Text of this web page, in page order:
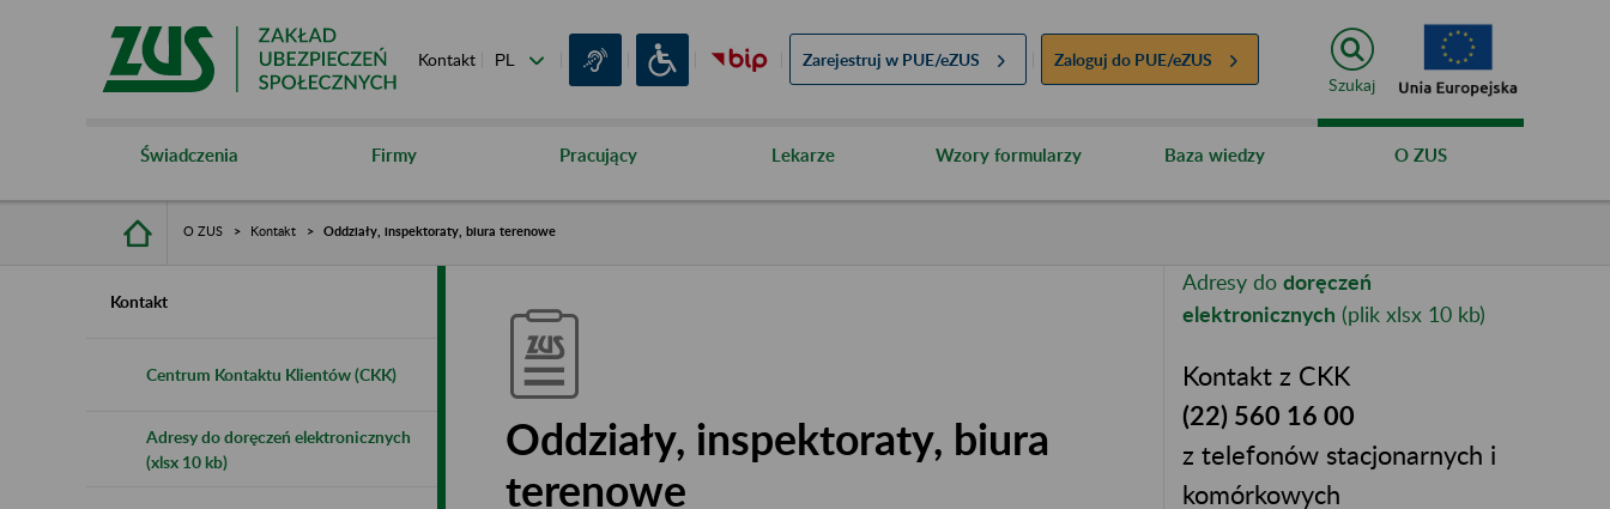
Kontakt Zarejestruj w PUE/eZUS Zaloguj do PUE/eZUS
Szukaj
Świadczenia Firmy Pracujący Lekarze Wzory formularzy Baza wiedzy O ZUS
O ZUS Kontakt Oddziały, inspektoraty, biura terenowe
Kontakt
Centrum Kontaktu Klientów (CKK)
Adresy do doręczeń elektronicznych
(xlsx 10 kb)
Oddziały, inspektoraty, biura
terenowe
Adresy do doręczeń
elektronicznych (plik xlsx 10 kb)
Kontakt z CKK
(22) 560 16 00
z telefonów stacjonarnych i
komórkowych